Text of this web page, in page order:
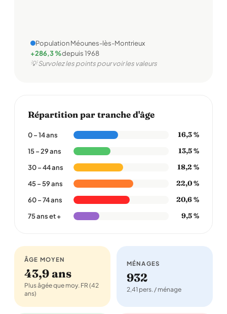
Population Méounes-lès-Montrieux
+286,3 %depuis 1968
💡 Survolez les points pour voir les valeurs
Répartition par tranche d'âge
0 – 14 ans 16,3 %
15 – 29 ans 13,5 %
30 – 44 ans 18,2 %
45 – 59 ans 22,0 %
60 – 74 ans 20,6 %
75 ans et + 9,5 %
ÂGE MOYEN
43,9 ans
Plus âgée que moy. FR (42
ans)
MÉNAGES
932
2,41 pers. / ménage